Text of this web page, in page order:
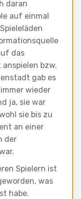
daran
auf einmal
das
bzw.
gab es
wieder
ja, sie war
sie bis zu
an einer
der
Spielern ist
was
habe.